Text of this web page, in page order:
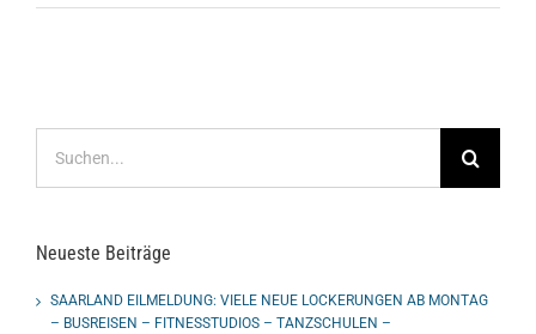
nach:
Neueste Beiträge
SAARLAND EILMELDUNG: VIELE NEUE LOCKERUNGEN AB MONTAG
– BUSREISEN – FITNESSTUDIOS – TANZSCHULEN –